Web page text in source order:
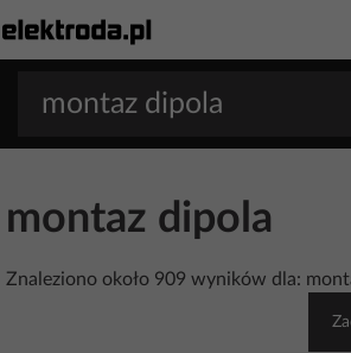
montaz dipola
Znaleziono około 909 wyników dla: